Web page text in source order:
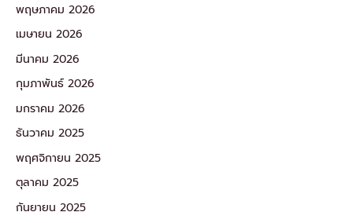
พฤษภาคม 2026
เมษายน 2026
มีนาคม 2026
กุมภาพันธ์ 2026
มกราคม 2026
ธันวาคม 2025
พฤศจิกายน 2025
ตุลาคม 2025
กันยายน 2025